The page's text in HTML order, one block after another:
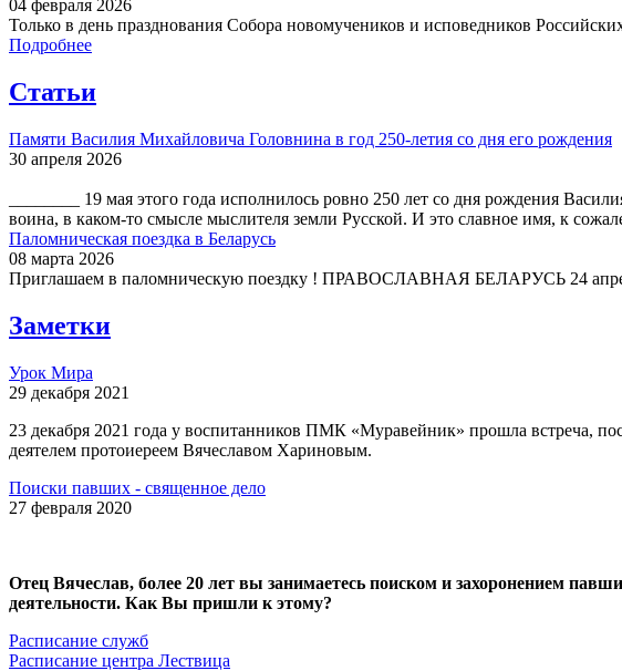
04 февраля 2026
Только в день празднования Собора новомучеников и исповедников
Подробнее
Статьи
Памяти Василия Михайловича Головнина в год 250-летия со дня его рождения
30 апреля 2026
________ 19 мая этого года исполнилось ровно 250 лет со дня рождения
воина, в каком-то смысле мыслителя земли Русской. И это славное имя, к
Паломническая поездка в Беларусь
08 марта 2026
Приглашаем в паломническую поездку ! ПРАВОСЛАВНАЯ БЕЛАРУСЬ 24
Заметки
Урок Мира
29 декабря 2021
23 декабря 2021 года у воспитанников ПМК «Муравейник» прошла встреча,
деятелем протоиереем Вячеславом Хариновым.
Поиски павших - священное дело
27 февраля 2020
Отец Вячеслав, более 20 лет вы занимаетесь поиском и захоронением
деятельности. Как Вы пришли к этому?
Расписание служб
Расписание центра Лествица